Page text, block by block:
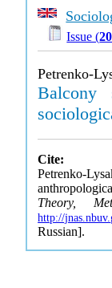
Issue (
Petrenko-
Balcony
Cite:
Petrenko-
Theory,
http://
Russian].